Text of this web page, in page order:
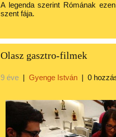
A legenda szerint Rómának
szent fája.
Olasz gasztro-filmek
9 éve | Gyenge István | 0